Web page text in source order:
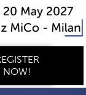
NOW!